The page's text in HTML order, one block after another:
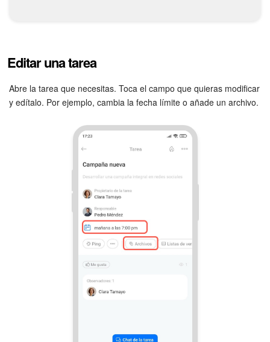
CRM
Reserva
Contact center
CRM Analytics
BI Builder
Bitrix24 Market
CRM + Online store
Editar una tarea
Abre la tarea que necesitas. Toca el campo que quieras modificar
y edítalo. Por ejemplo, cambia la fecha límite o añade un archivo.